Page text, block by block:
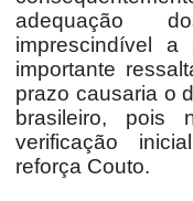
adequação
imprescindível a
importante
prazo causaria o
brasileiro, pois
verificação
reforça Couto.